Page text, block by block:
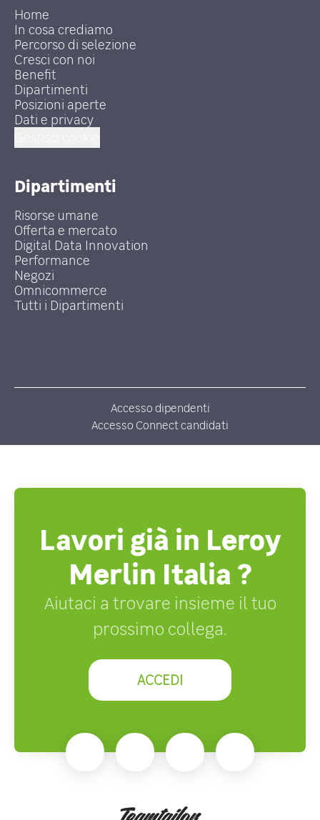
Home
In cosa crediamo
Percorso di selezione
Cresci con noi
Benefit
Dipartimenti
Posizioni aperte
Dati e privacy
Dipartimenti
Risorse umane
Offerta e mercato
Digital Data Innovation
Performance
Negozi
Omnicommerce
Tutti i Dipartimenti
Accesso dipendenti
Accesso Connect candidati
Lavori già in Leroy
Merlin Italia ?
Aiutaci a trovare insieme il tuo
prossimo collega.
ACCEDI